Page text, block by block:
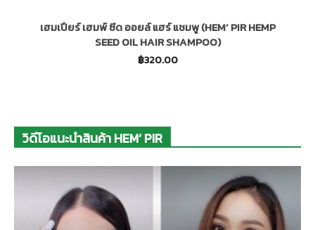
กัญชา
เฮมเปียร์ เฮมพ์ ซีด ออยล์ แฮร์ แชมพู (HEM’ PIR HEMP
SEED OIL HAIR SHAMPOO)
฿320.00
วิดีโอแนะนำสินค้า HEM’ PIR